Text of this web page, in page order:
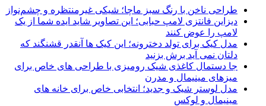
طراحی ناخن با رنگ سبز ماچا؛ شیکی غیرمنتظره و چشم‌نواز
دیزاین فانتزی لامپ حبابی؛ این تصاویر شاید ایده شما از یک
لامپ را عوض کنند
مدل کیک برای تولد دخترونه؛ این کیک ها آنقدر قشنگند که
دلتان نمی آید برش بزنید
جا دستمال کاغذی شیک رومیزی با طراحی های خاص برای
میزهای مینیمال و مدرن
مدل لوستر شیک و جدید؛ انتخابی خاص برای خانه های
مینیمال و لوکس